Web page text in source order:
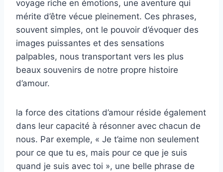
voyage riche en émotions, une aventure qui
mérite d’être vécue pleinement. Ces phrases,
souvent simples, ont le pouvoir d’évoquer des
images puissantes et des sensations
palpables, nous transportant vers les plus
beaux souvenirs de notre propre histoire
d’amour.
la force des citations d’amour réside également
dans leur capacité à résonner avec chacun de
nous. Par exemple, « Je t’aime non seulement
pour ce que tu es, mais pour ce que je suis
quand je suis avec toi », une belle phrase de